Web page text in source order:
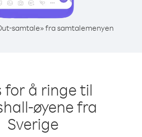
samtale» fra samtalemenyen
for å ringe til
øyene fra
Sverige